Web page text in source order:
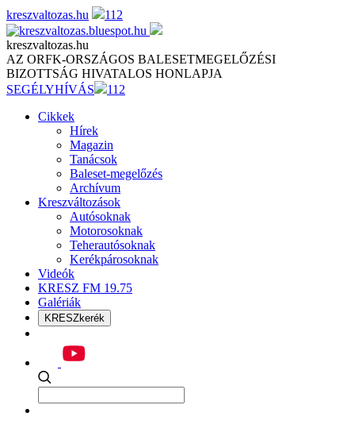
Skip
to
content
kreszvaltozas.hu 112
kreszvaltozas.hu
AZ ORFK-ORSZÁGOS BALESETMEGELŐZÉSI
BIZOTTSÁG HIVATALOS HONLAPJA
SEGÉLYHÍVÁS
112
Cikkek
Hírek
Magazin
Tanácsok
Baleset-megelőzés
Archívum
Kreszváltozások
Autósoknak
Motorosoknak
Teherautósoknak
Kerékpárosoknak
Videók
KRESZ FM 19.75
Galériák
KRESZkerék